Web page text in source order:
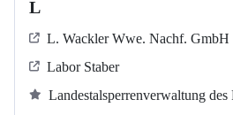
L
L. Wackler Wwe. Nachf. GmbH
Labor Staber
Landestalsperrenverwaltung des